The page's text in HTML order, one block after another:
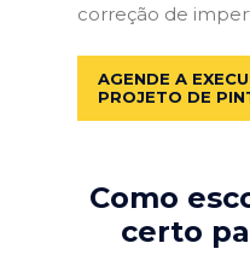
correção de
AGENDE A
PROJETO DE
Como
certo